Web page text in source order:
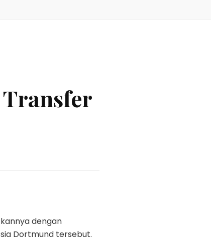
dengan
Dortmund tersebut.